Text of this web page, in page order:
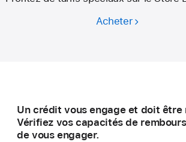
AcheterCorps
Un crédit vous engage et doit être
Vérifiez vos capacités de
de vous engager.